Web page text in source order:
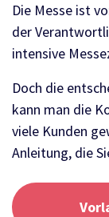
Die Messe ist
der
intensive
Doch die
kann man die
viele Kunden
Anleitung, die